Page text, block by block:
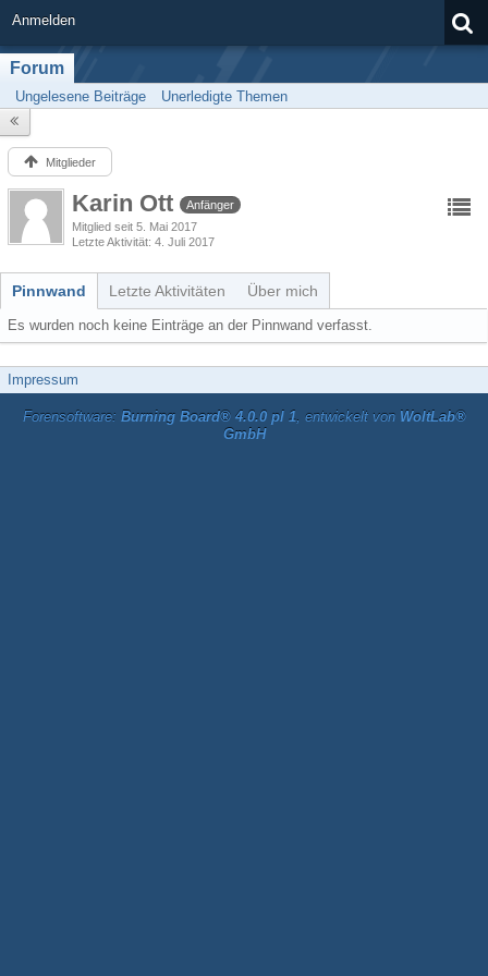
Anmelden
Forum
Ungelesene Beiträge Unerledigte Themen
Mitglieder
Karin Ott
Anfänger
Mitglied seit 5. Mai 2017
Letzte Aktivität 4. Juli 2017
Pinnwand Letzte Aktivitäten Über mich
Es wurden noch keine Einträge an der Pinnwand verfasst.
Impressum
Forensoftware: Burning Board® 4.0.0 pl 1, entwickelt von WoltLab®
GmbH